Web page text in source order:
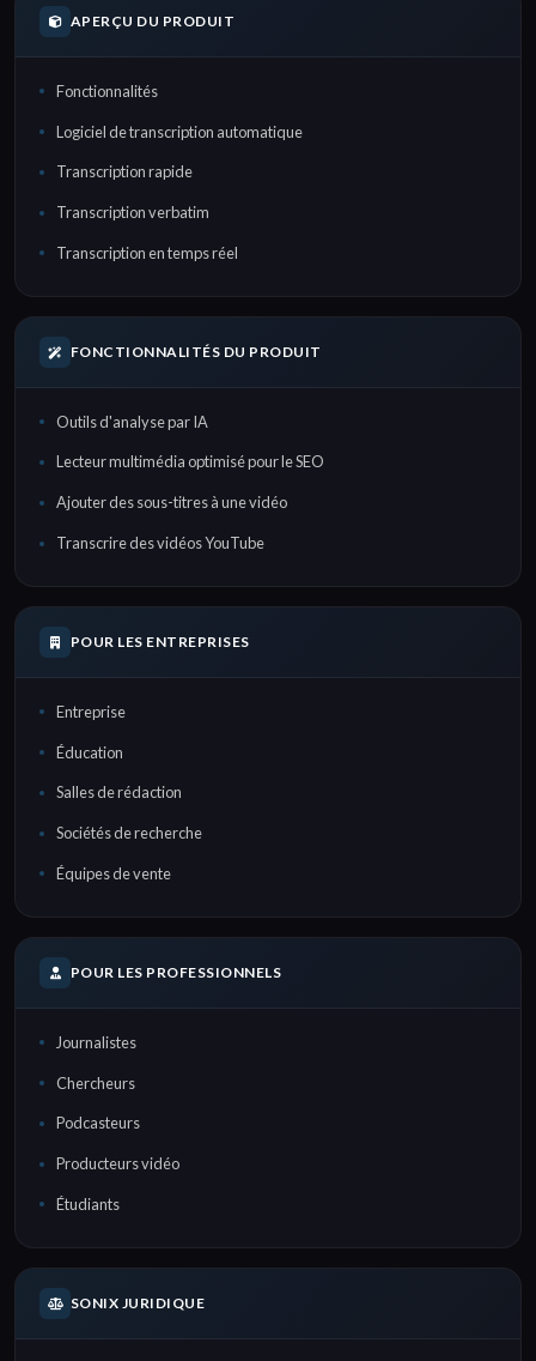
APERÇU DU PRODUIT
Fonctionnalités
Logiciel de transcription automatique
Transcription rapide
Transcription verbatim
Transcription en temps réel
FONCTIONNALITÉS DU PRODUIT
Outils d'analyse par IA
Lecteur multimédia optimisé pour le SEO
Ajouter des sous-titres à une vidéo
Transcrire des vidéos YouTube
POUR LES ENTREPRISES
Entreprise
Éducation
Salles de rédaction
Sociétés de recherche
Équipes de vente
POUR LES PROFESSIONNELS
Journalistes
Chercheurs
Podcasteurs
Producteurs vidéo
Étudiants
SONIX JURIDIQUE